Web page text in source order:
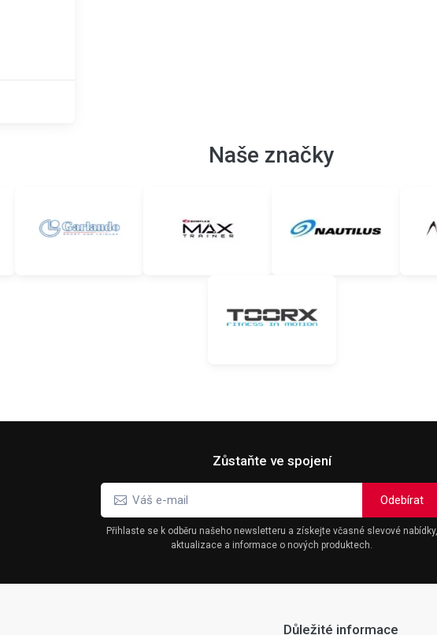
Naše značky
Zůstaňte ve spojení
Přihlaste se k odběru našeho newsletteru a získejte včasné slevové nabídky,
aktualizace a informace o nových produktech.
Důležité informace